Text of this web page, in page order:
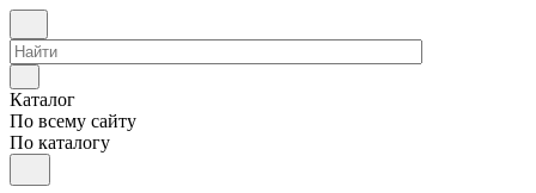
Каталог
По всему сайту
По каталогу